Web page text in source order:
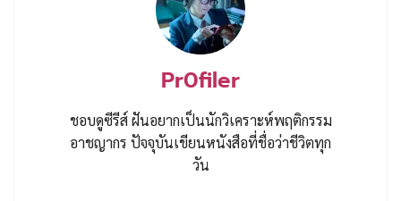
Pr0filer
ชอบดูซีรีส์ ฝันอยากเป็นนักวิเคราะห์พฤติกรรม
อาชญากร ปัจจุบันเขียนหนังสือที่ชื่อว่าชีวิตทุก
วัน